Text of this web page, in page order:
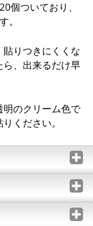
個ついており、
。
りつきにくくな
ら、出来るだけ早
のクリーム色で
ください。